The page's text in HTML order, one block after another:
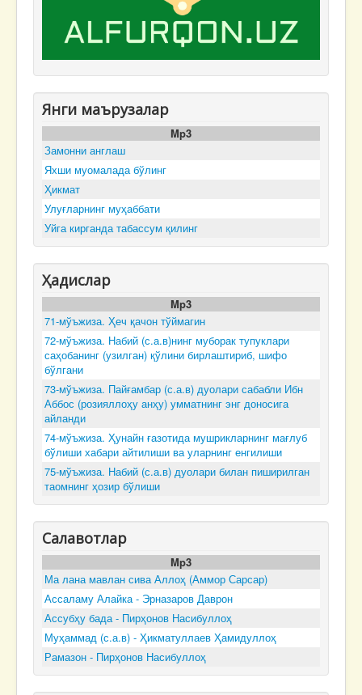
Янги маърузалар
Mp3
Замонни англаш
Яхши муомалада бўлинг
Ҳикмат
Улуғларнинг муҳаббати
Уйга кирганда табассум қилинг
Ҳадислар
Mp3
71-мўъжиза. Ҳеч қачон тўймагин
72-мўъжиза. Набий (с.а.в)нинг муборак тупуклари
саҳобанинг (узилган) қўлини бирлаштириб, шифо
бўлгани
73-мўъжиза. Пайғамбар (с.а.в) дуолари сабабли Ибн
Аббос (розияллоҳу анҳу) умматнинг энг доносига
айланди
74-мўъжиза. Ҳунайн ғазотида мушрикларнинг мағлуб
бўлиши хабари айтилиши ва уларнинг енгилиши
75-мўъжиза. Набий (с.а.в) дуолари билан пиширилган
таомнинг ҳозир бўлиши
Салавотлар
Mp3
Ма лана мавлан сива Аллоҳ (Аммор Сарсар)
Ассаламу Алайка - Эрназаров Даврон
Ассубҳу бада - Пирҳонов Насибуллоҳ
Муҳаммад (с.а.в) - Ҳикматуллаев Ҳамидуллоҳ
Рамазон - Пирҳонов Насибуллоҳ